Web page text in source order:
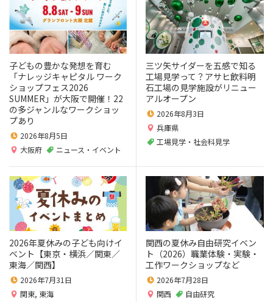
子どもの豊かな発想を育む
「ナレッジキャピタル ワーク
ショップフェス2026
SUMMER」が大阪で開催！22
の多ジャンルなワークショッ
プあり
2026年8月5日
大阪府
ニュース・イベント
三ツ矢サイダーを五感で知る
工場見学って？アサヒ飲料明
石工場の見学施設がリニュー
アルオープン
2026年8月3日
兵庫県
工場見学・社会科見学
2026年夏休みの子ども向けイ
ベント【東京・横浜／関東／
東海／関西】
2026年7月31日
関東, 東海
関西の夏休み自由研究イベン
ト（2026）職業体験・実験・
工作ワークショップなど
2026年7月28日
関西
自由研究